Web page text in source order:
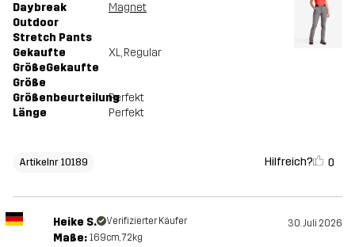
Daybreak
Outdoor
Stretch Pants
Magnet
Gekaufte
GrößeGekaufte
Größe
XL, Regular
GrößenbeurteilungPerfekt
Länge
Perfekt
Artikelnr 10189 Hilfreich? 0
Heike S. Verifizierter Käufer 30. Juli 2026
Maße: 169cm, 72kg